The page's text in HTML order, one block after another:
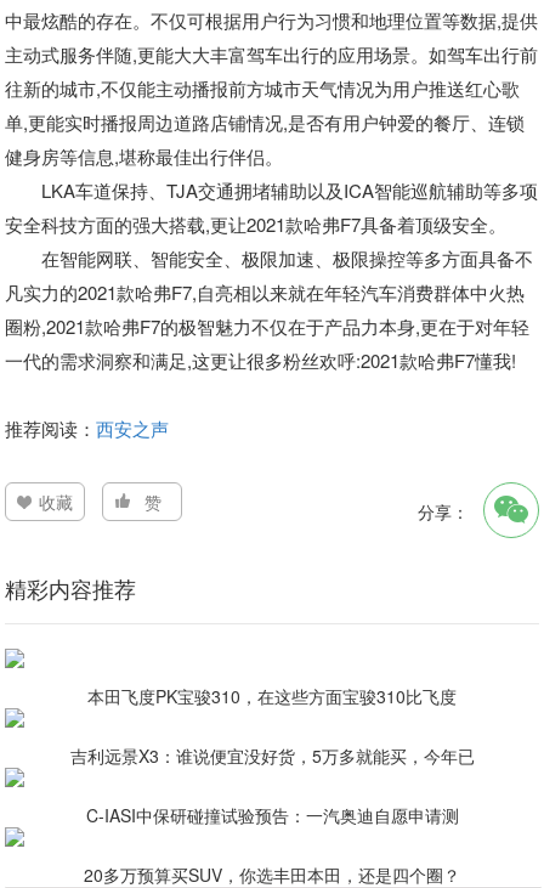
中最炫酷的存在。不仅可根据用户行为习惯和地理位置等数据,提供
主动式服务伴随,更能大大丰富驾车出行的应用场景。如驾车出行前
往新的城市,不仅能主动播报前方城市天气情况为用户推送红心歌
单,更能实时播报周边道路店铺情况,是否有用户钟爱的餐厅、连锁
健身房等信息,堪称最佳出行伴侣。
LKA车道保持、TJA交通拥堵辅助以及ICA智能巡航辅助等多项
安全科技方面的强大搭载,更让2021款哈弗F7具备着顶级安全。
在智能网联、智能安全、极限加速、极限操控等多方面具备不
凡实力的2021款哈弗F7,自亮相以来就在年轻汽车消费群体中火热
圈粉,2021款哈弗F7的极智魅力不仅在于产品力本身,更在于对年轻
一代的需求洞察和满足,这更让很多粉丝欢呼:2021款哈弗F7懂我!
推荐阅读：西安之声
收藏 赞 分享：
精彩内容推荐
本田飞度PK宝骏310，在这些方面宝骏310比飞度
吉利远景X3：谁说便宜没好货，5万多就能买，今年已
C-IASI中保研碰撞试验预告：一汽奥迪自愿申请测
20多万预算买SUV，你选丰田本田，还是四个圈？